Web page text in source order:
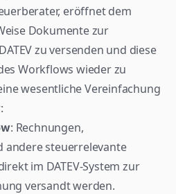
eröffnet dem
Dokumente zur
zu versenden und diese
Workflows wieder zu
wesentliche Vereinfachung
: Rechnungen,
andere steuerrelevante
im DATEV-System zur
versandt werden.